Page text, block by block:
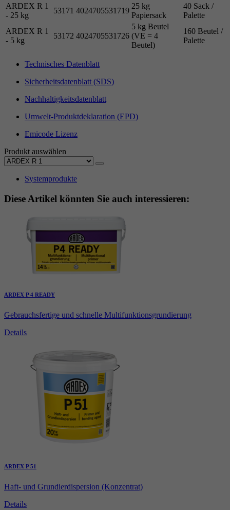
ARDEX R 1
- 25 kg
53171 4024705531719
25 kg
Papiersack
40 Sack /
Palette
ARDEX R 1
- 5 kg
53172 4024705531726
5 kg Beutel
(VE = 4
Beutel)
160 Beutel /
Palette
Technisches Datenblatt
Sicherheitsdatenblatt (SDS)
Nachhaltigkeitsdatenblatt
Umwelt-Produktdeklaration (EPD)
Emicode Lizenz
Produkt auswählen
Systemprodukte
Diese Artikel könnten Sie auch interessieren:
ARDEX P 4 READY
Gebrauchsfertige und schnelle Multifunktionsgrundierung
Details
ARDEX P 51
Haft- und Grundierdispersion (Konzentrat)
Details